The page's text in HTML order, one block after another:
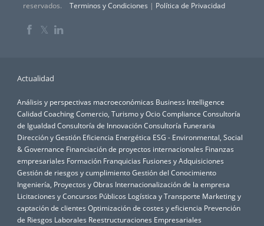
reservados.
Terminos y Condiciones | Política de Privacidad
𝕏
Actualidad
Análisis y perspectivas macroeconómicas Business Intelligence
CalidadCoachingComercio, Turismo y OcioCompliance Consultoría
de IgualdadConsultoría de InnovaciónConsultoría Funeraria
Dirección y Gestión Eficiencia Energética ESG - Environmental, Social
& Governance Financiación de proyectos internacionales Finanzas
empresariales Formación Franquicias Fusiones y Adquisiciones
Gestión de riesgos y cumplimientoGestión del Conocimiento
Ingeniería, Proyectos y Obras Internacionalización de la empresa
Licitaciones y Concursos Públicos Logística y Transporte Marketing y
captación de clientes Optimización de costes y eficiencia Prevención
de Riesgos Laborales Reestructuraciones Empresariales